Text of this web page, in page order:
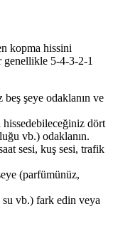
kopma hissini
genellikle 5-4-3-2-1
beş şeye odaklanın ve
dört
vb.) odaklanın.
sesi, kuş sesi, trafik
(parfümünüz,
su vb.) fark edin veya